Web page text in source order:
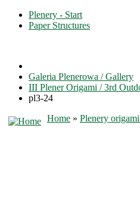
Plenery - Start
Paper Structures
Galeria Plenerowa / Gallery
III Plener Origami / 3rd
pl3-24
Home » Plenery